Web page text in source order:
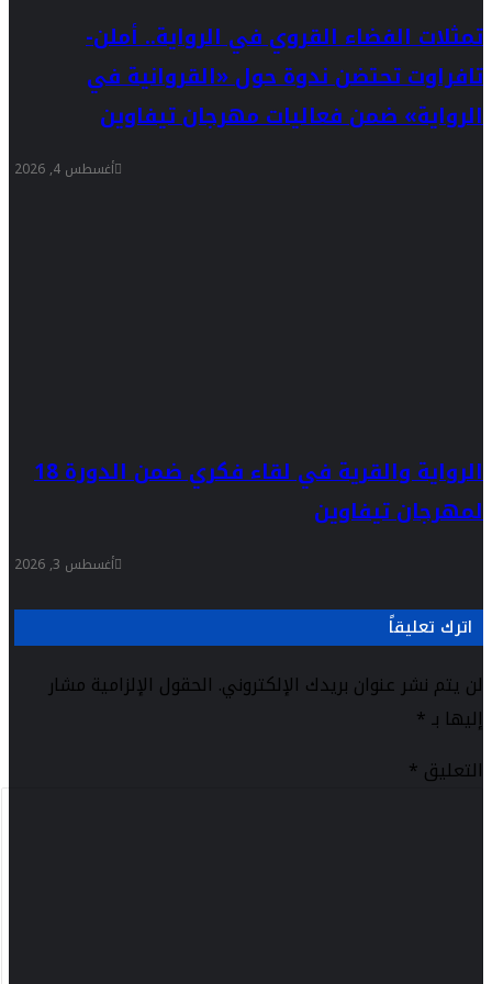
تمثلات الفضاء القروي في الرواية.. أملن-
تافراوت تحتضن ندوة حول «القروانية في
الرواية» ضمن فعاليات مهرجان تيفاوين
أغسطس 4, 2026
الرواية والقرية في لقاء فكري ضمن الدورة 18
لمهرجان تيفاوين
أغسطس 3, 2026
اترك تعليقاً
لن يتم نشر عنوان بريدك الإلكتروني. الحقول الإلزامية مشار
إليها بـ*
التعليق *